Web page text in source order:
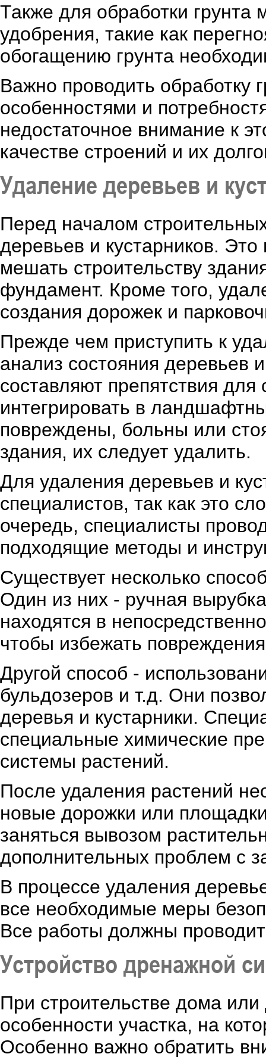
Также для обработки грунта
удобрения, такие как
обогащению грунта
Важно проводить обработку
особенностями и
недостаточное внимание к
качестве строений и их
Удаление деревьев и
Перед началом
деревьев и кустарников.
мешать строительству
фундамент. Кроме того,
создания дорожек и
Прежде чем приступить к
анализ состояния деревьев
составляют препятствия
интегрировать в
повреждены, больны или
здания, их следует удалить.
Для удаления деревьев и
специалистов, так как это
очередь, специалисты
подходящие методы и
Существует несколько
Один из них - ручная
находятся в
чтобы избежать
Другой способ -
бульдозеров и т.д. Они
деревья и кустарники.
специальные химические
системы растений.
После удаления растений
новые дорожки или
заняться вывозом
дополнительных проблем с
В процессе удаления
все необходимые меры
Все работы должны
Устройство дренажной
При строительстве дома или
особенности участка, на
Особенно важно обратить